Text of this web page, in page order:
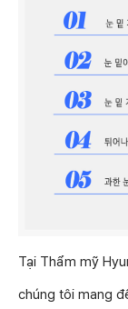
Tại Thẩm mỹ
chúng tôi mang